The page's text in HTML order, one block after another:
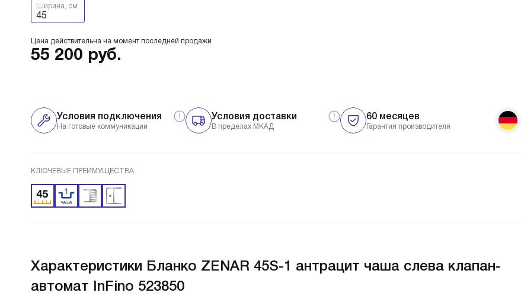
Ширина, см.
45
Цена действительна на момент последней продажи
55 200 руб.
Условия доставки
В пределах МКАД
60 месяцев
Гарантия производителя
Условия подключения
На готовые коммуникации
КЛЮЧЕВЫЕ ПРЕИМУЩЕСТВА
Характеристики Бланко ZENAR 45S-1 антрацит чаша слева клапан-
автомат InFino 523850